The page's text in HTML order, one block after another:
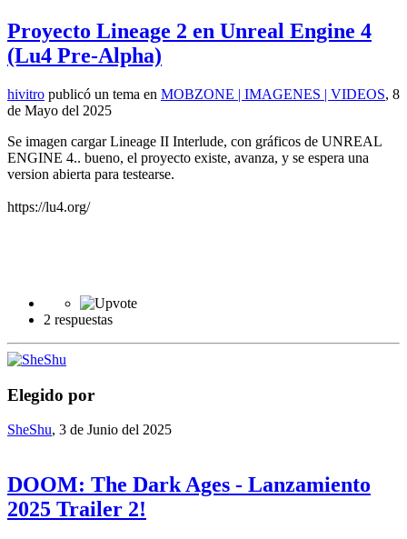
Proyecto Lineage 2 en Unreal Engine 4
(Lu4 Pre-Alpha)
hivitro publicó un tema en MOBZONE | IMAGENES | VIDEOS, 8
de Mayo del 2025
Se imagen cargar Lineage II Interlude, con gráficos de UNREAL
ENGINE 4.. bueno, el proyecto existe, avanza, y se espera una
version abierta para testearse.
https://lu4.org/
2 respuestas
Elegido por
SheShu, 3 de Junio del 2025
DOOM: The Dark Ages - Lanzamiento
2025 Trailer 2!